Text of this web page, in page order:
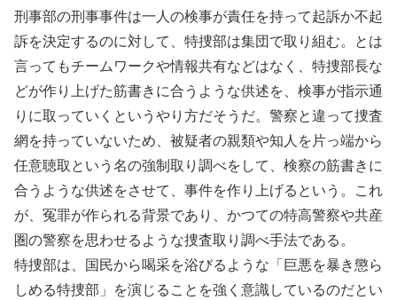
刑事部の刑事事件は一人の検事が責任を持って起訴か不起
訴を決定するのに対して、特捜部は集団で取り組む。とは
言ってもチームワークや情報共有などはなく、特捜部長な
どが作り上げた筋書きに合うような供述を、検事が指示通
りに取っていくというやり方だそうだ。警察と違って捜査
網を持っていないため、被疑者の親類や知人を片っ端から
任意聴取という名の強制取り調べをして、検察の筋書きに
合うような供述をさせて、事件を作り上げるという。これ
が、冤罪が作られる背景であり、かつての特高警察や共産
圏の警察を思わせるような捜査取り調べ手法である。
特捜部は、国民から喝采を浴びるような「巨悪を暴き懲ら
しめる特捜部」を演じることを強く意識しているのだとい